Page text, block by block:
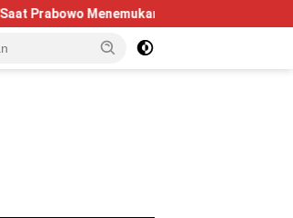
Kembali Jejak Sejarah IPDN